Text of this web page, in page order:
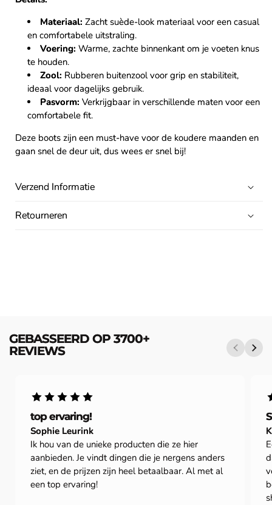
Materiaal: Zacht suède-look materiaal voor een casual
en comfortabele uitstraling.
Voering: Warme, zachte binnenkant om je voeten knus
te houden.
Zool: Rubberen buitenzool voor grip en stabiliteit,
ideaal voor dagelijks gebruik.
Pasvorm: Verkrijgbaar in verschillende maten voor een
comfortabele fit.
Deze boots zijn een must-have voor de koudere maanden en
gaan snel de deur uit, dus wees er snel bij!
Verzend Informatie
Retourneren
GEBASSEERD OP 3700+
REVIEWS
top ervaring!
Sophie Leurink
Ik hou van de unieke producten die ze hier
aanbieden. Je vindt dingen die je nergens anders
ziet, en de prijzen zijn heel betaalbaar. Al met al
een top ervaring!